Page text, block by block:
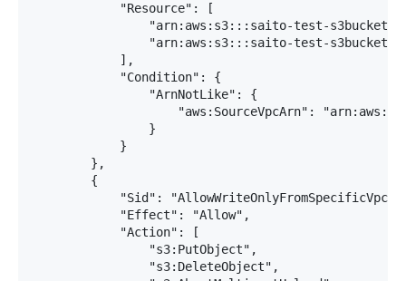
            "Resource": [
                "arn:aws:s3:::saito-test-s3bucket",
"arn:aws:s3:::saito-test-s3bucket/
            ],
            "Condition": {
                "ArnNotLike": {
"aws:SourceVpcArn":
                }
            }
        },
        {
"Sid":
            "Effect": "Allow",
            "Action": [
                "s3:PutObject",
                "s3:DeleteObject",